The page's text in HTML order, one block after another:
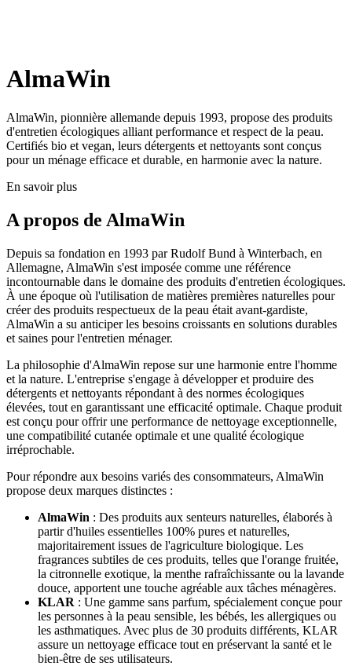
AlmaWin
AlmaWin, pionnière allemande depuis 1993, propose des produits
d'entretien écologiques alliant performance et respect de la peau.
Certifiés bio et vegan, leurs détergents et nettoyants sont conçus
pour un ménage efficace et durable, en harmonie avec la nature.
En savoir plus
A propos de AlmaWin
Depuis sa fondation en 1993 par Rudolf Bund à Winterbach, en
Allemagne, AlmaWin s'est imposée comme une référence
incontournable dans le domaine des produits d'entretien écologiques.
À une époque où l'utilisation de matières premières naturelles pour
créer des produits respectueux de la peau était avant-gardiste,
AlmaWin a su anticiper les besoins croissants en solutions durables
et saines pour l'entretien ménager.
La philosophie d'AlmaWin repose sur une harmonie entre l'homme
et la nature. L'entreprise s'engage à développer et produire des
détergents et nettoyants répondant à des normes écologiques
élevées, tout en garantissant une efficacité optimale. Chaque produit
est conçu pour offrir une performance de nettoyage exceptionnelle,
une compatibilité cutanée optimale et une qualité écologique
irréprochable.
Pour répondre aux besoins variés des consommateurs, AlmaWin
propose deux marques distinctes :
AlmaWin : Des produits aux senteurs naturelles, élaborés à
partir d'huiles essentielles 100% pures et naturelles,
majoritairement issues de l'agriculture biologique. Les
fragrances subtiles de ces produits, telles que l'orange fruitée,
la citronnelle exotique, la menthe rafraîchissante ou la lavande
douce, apportent une touche agréable aux tâches ménagères.
KLAR : Une gamme sans parfum, spécialement conçue pour
les personnes à la peau sensible, les bébés, les allergiques ou
les asthmatiques. Avec plus de 30 produits différents, KLAR
assure un nettoyage efficace tout en préservant la santé et le
bien-être de ses utilisateurs.